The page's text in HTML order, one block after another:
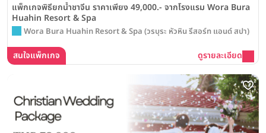
แพ็กเกจพิธียกน้ำชาจีน ราคาเพียง 49,000.- จากโรงแรม Wora Bura
Huahin Resort & Spa
Wora Bura Huahin Resort & Spa (วรบุระ หัวหิน รีสอร์ท แอนด์ สปา)
สนใจแพ็กเกจ ดูรายละเอียด